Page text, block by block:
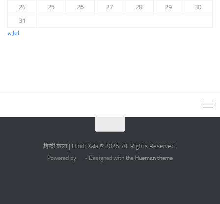
24
25 26 27 28 29
30
31
« Jul
हिन्दी कला | Hindi Kala © 2026. All Rights Reserved.
Powered by - Designed with the Hueman theme